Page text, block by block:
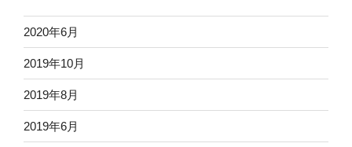
2020年6月
2019年10月
2019年8月
2019年6月